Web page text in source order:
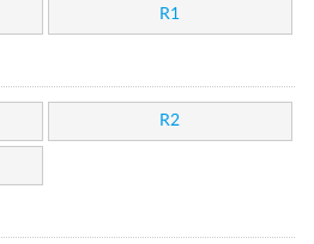
R1
R2